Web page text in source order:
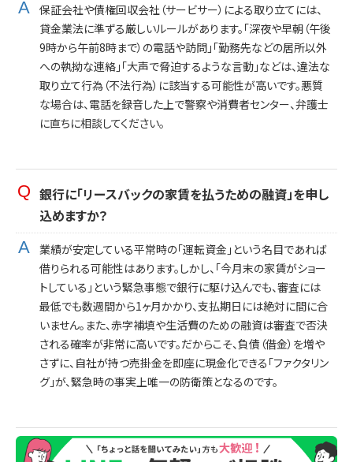
保証会社や債権回収会社（サービサー）による取り立てには、
貸金業法に準ずる厳しいルールがあります。「深夜や早朝（午後
9時から午前8時まで）の電話や訪問」「勤務先などの居所以外
への執拗な連絡」「大声で脅迫するような言動」などは、違法な
取り立て行為（不法行為）に該当する可能性が高いです。悪質
な場合は、電話を録音した上で警察や消費者センター、弁護士
に直ちに相談してください。
銀行に「リースバックの家賃を払うための融資」を申し
込めますか？
業績が安定している平常時の「運転資金」という名目であれば
借りられる可能性はあります。しかし、「今月末の家賃がショー
トしている」という緊急事態で銀行に駆け込んでも、審査には
最低でも数週間から1ヶ月かかり、支払期日には絶対に間に合
いません。また、赤字補填や生活費のための融資は審査で否決
される確率が非常に高いです。だからこそ、負債（借金）を増や
さずに、自社が持つ売掛金を即座に現金化できる「ファクタリン
グ」が、緊急時の事実上唯一の防衛策となるのです。